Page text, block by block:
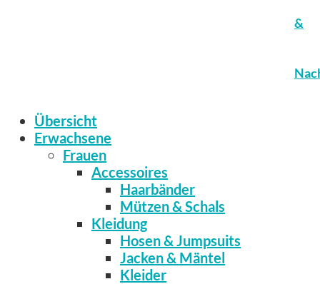
&
Übersicht
Erwachsene
Frauen
Accessoires
Haarbänder
Mützen & Schals
Kleidung
Hosen & Jumpsuits
Jacken & Mäntel
Kleider